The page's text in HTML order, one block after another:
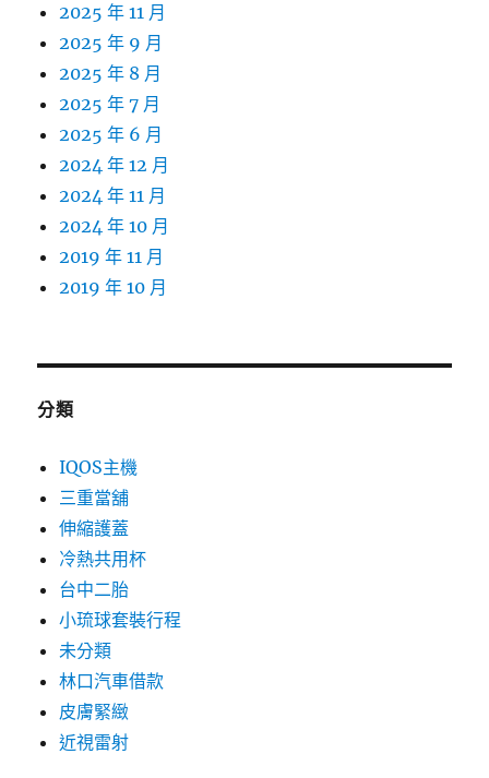
2025 年 11 月
2025 年 9 月
2025 年 8 月
2025 年 7 月
2025 年 6 月
2024 年 12 月
2024 年 11 月
2024 年 10 月
2019 年 11 月
2019 年 10 月
分類
IQOS主機
三重當舖
伸縮護蓋
冷熱共用杯
台中二胎
小琉球套裝行程
未分類
林口汽車借款
皮膚緊緻
近視雷射